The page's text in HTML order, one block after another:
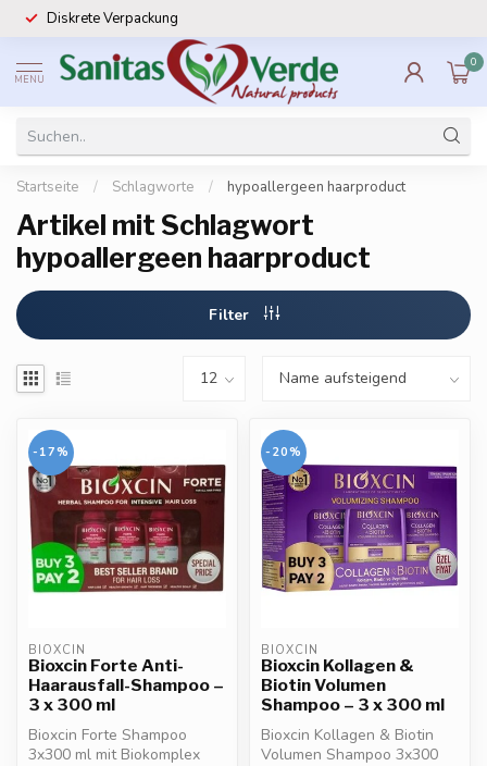
Diskrete Verpackung
MENU
0
Startseite / Schlagworte / hypoallergeen haarproduct
Artikel mit Schlagwort
hypoallergeen haarproduct
Filter
-17%
BIOXCIN
Bioxcin Forte Anti-
Haarausfall-Shampoo –
3 x 300 ml
Bioxcin Forte Shampoo
3x300 ml mit Biokomplex
-20%
BIOXCIN
Bioxcin Kollagen &
Biotin Volumen
Shampoo – 3 x 300 ml
Bioxcin Kollagen & Biotin
Volumen Shampoo 3x300